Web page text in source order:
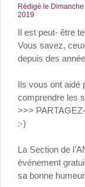
Rédigé le
2019
Il est peut- être
Vous savez,
depuis des
Ils vous ont aidé
comprendre les
>>>
:-)
La Section de
événement
sa bonne